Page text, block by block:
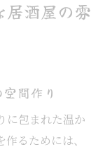
居酒屋の雰
間作り
に包まれた温か
るためには、